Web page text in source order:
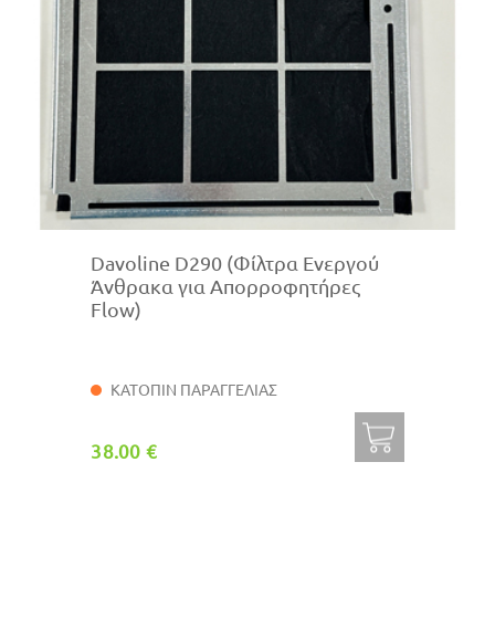
Davoline D290 (Φίλτρα Ενεργού
Άνθρακα για Απορροφητήρες
Flow)
ΚΑΤΟΠΙΝ ΠΑΡΑΓΓΕΛΙΑΣ
38.00 €